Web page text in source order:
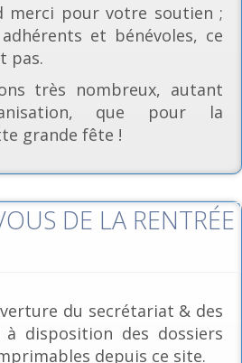
merci pour votre soutien ;
et bénévoles, ce
pas.
très nombreux, autant
que pour la
grande fête !
DE LA RENTRÉE
du secrétariat & des
à disposition des dossiers
depuis ce site.